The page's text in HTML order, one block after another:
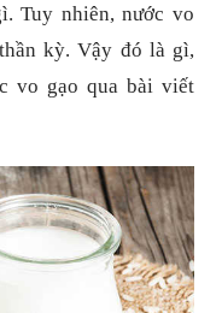
Tuy nhiên, nước vo
kỳ. Vậy đó là gì,
vo gạo qua bài viết